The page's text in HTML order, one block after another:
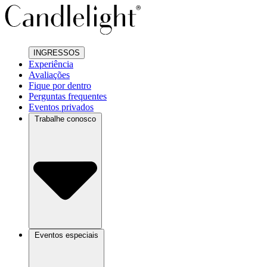
INGRESSOS
Experiência
Avaliações
Fique por dentro
Perguntas frequentes
Eventos privados